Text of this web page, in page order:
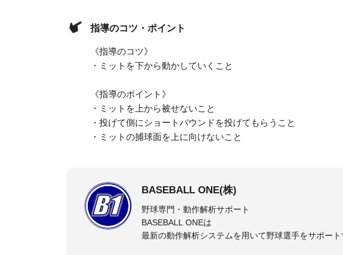
指導のコツ・ポイント
《指導のコツ》
・ミットを下から動かしていくこと
《指導のポイント》
・ミットを上から被せないこと
・投げて側にショートバウンドを投げてもらうこと
・ミットの捕球面を上に向けないこと
BASEBALL ONE(株)
野球専門・動作解析サポート
BASEBALL ONEは
最新の動作解析システムを用いて野球選手をサポー